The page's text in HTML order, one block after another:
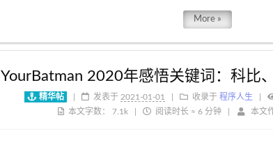
More »
YourBatman 2020年感悟关键词：科比
精华帖 发表于 2021-01-01 收录于 程序人生
本文字数：
7.1k 阅读时长 ≈ 6 分钟 本文